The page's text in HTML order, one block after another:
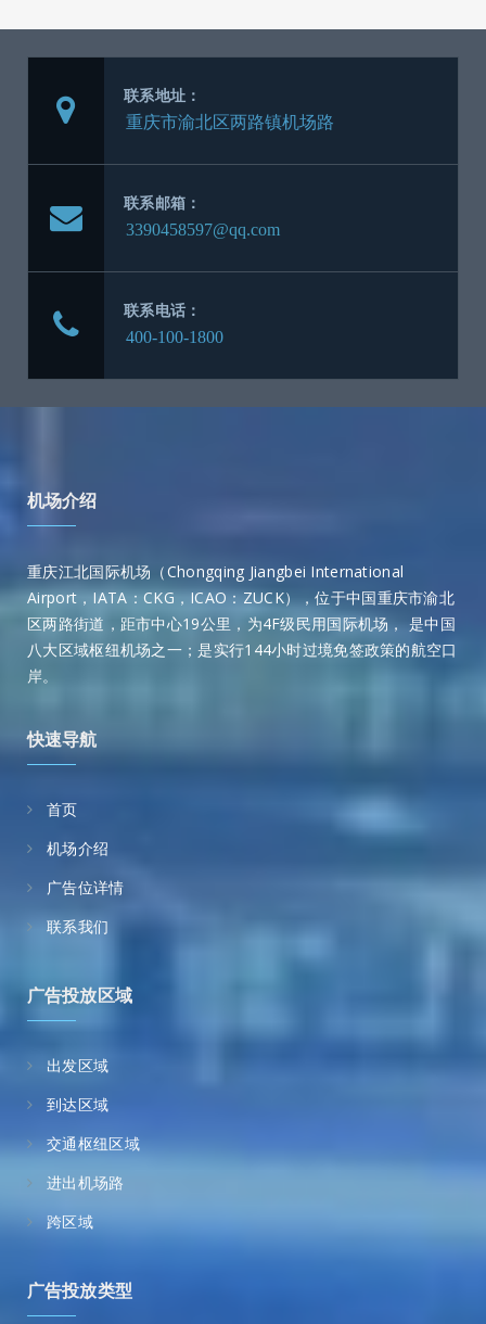
联系地址：
联系邮箱：
联系电话：
机场介绍
重庆江北国际机场（Chongqing Jiangbei International
Airport，IATA：CKG，ICAO：ZUCK），位于中国重庆市渝北
区两路街道，距市中心19公里，为4F级民用国际机场， 是中国
八大区域枢纽机场之一；是实行144小时过境免签政策的航空口
岸。
快速导航
首页
机场介绍
广告位详情
联系我们
广告投放区域
出发区域
到达区域
交通枢纽区域
进出机场路
跨区域
广告投放类型